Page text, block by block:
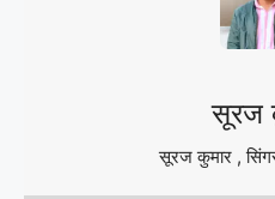
सूरज
सूरज कुमार ,